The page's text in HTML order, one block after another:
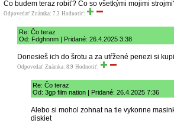
Čo budem teraz robiť? Čo so všetkými mojimi
Odpovedať Známka: 7.3 Hodnotiť:
Re: Čo teraz
Od: Fdghnnm | Pridané: 26.4.2025 3:38
Donesieš ich do šrotu a za utŕžené penezi si
Odpovedať Známka: 8.9 Hodnotiť:
Re: Čo teraz
Od: 3gp film nation | Pridané: 26.4.2025 7:36
Alebo si mohol zohnat na tie vykonne
diskiet